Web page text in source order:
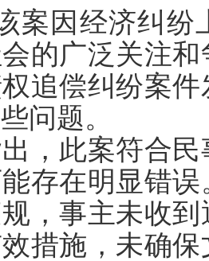
案因经济纠纷
的广泛关注
追偿纠纷案
问题。
，此案符合
存在明显错
，事主未收
措施，未确